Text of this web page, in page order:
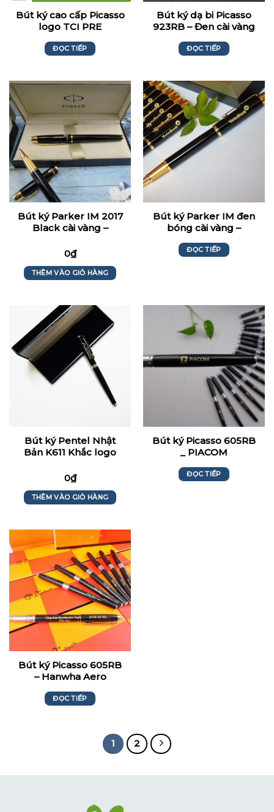
Bút ký cao cấp Picasso
logo TCI PRE
ĐỌC TIẾP
Bút ký dạ bi Picasso
923RB – Đen cài vàng
ĐỌC TIẾP
Bút ký Parker IM 2017
Black cài vàng –
0₫
THÊM VÀO GIỎ HÀNG
Bút ký Parker IM đen
bóng cài vàng –
ĐỌC TIẾP
Bút ký Pentel Nhật
Bản K611 Khắc logo
0₫
THÊM VÀO GIỎ HÀNG
Bút ký Picasso 605RB
_ PIACOM
ĐỌC TIẾP
Bút ký Picasso 605RB
– Hanwha Aero
ĐỌC TIẾP
1 2